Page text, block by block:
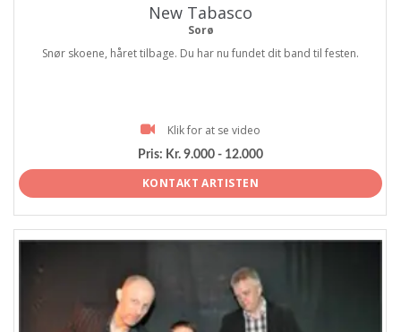
New Tabasco
Sorø
Snør skoene, håret tilbage. Du har nu fundet dit band til festen.
Klik for at se video
Pris: Kr. 9.000 - 12.000
KONTAKT ARTISTEN